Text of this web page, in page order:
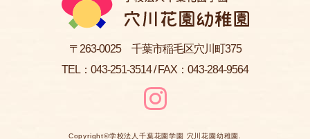
〒263-0025 千葉市稲毛区穴川町375
TEL： 043-251-3514/ FAX：043-284-9564
Copyright©学校法人千葉花園学園 穴川花園幼稚園 .